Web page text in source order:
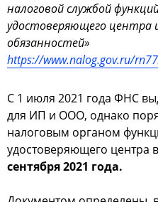
налоговой службой
удостоверяющего центра
обязанностей»
https://www.nalog.gov.ru/
С 1 июля 2021 года ФНС
для ИП и ООО, однако
налоговым органом
удостоверяющего центра
сентября 2021 года.